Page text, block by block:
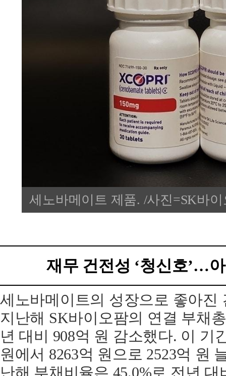
세노바메이트 제품. /사진=SK바
재무 건전성 ‘청신호’…
세노바메이트의 성장으로 좋아진
지난해 SK바이오팜의 연결 부채
년 대비 908억 원 감소했다. 이 기
원에서 8263억 원으로 2523억 원